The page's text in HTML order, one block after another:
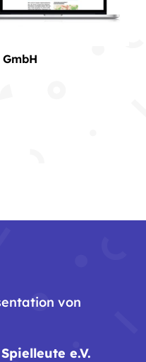
von
e.V.